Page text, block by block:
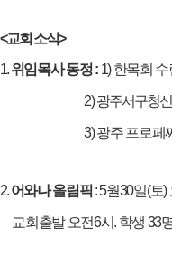
<교회 소식>
1.위임목사 동정: 1)한목회 수
2)광주서구청
3)광주 프로페
2.어와나 올림픽 : 5월30일(토)
교회 출발 오전6시 . 학생 33